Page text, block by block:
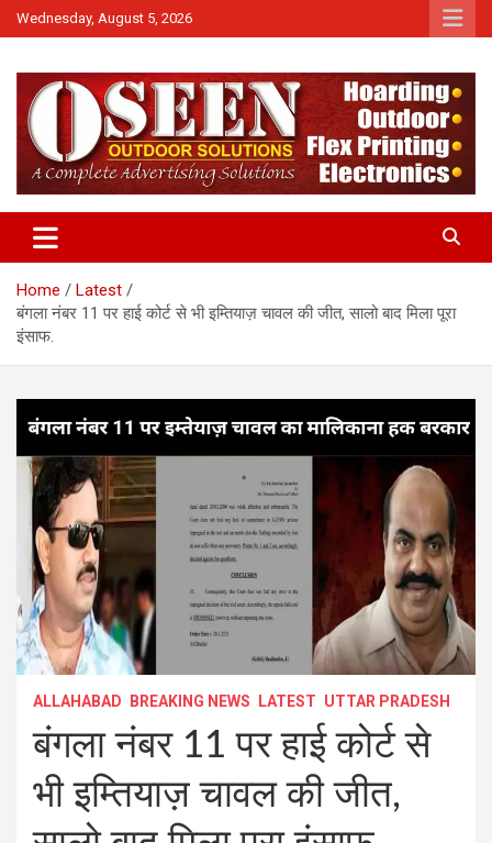
Skip
to
Wednesday, August 5, 2026
QTv India
Home
Latest
बंगला नंबर 11 पर हाई कोर्ट से भी इम्तियाज़ चावल की जीत, सालो बाद मिला पूरा
इंसाफ.
ALLAHABAD BREAKING NEWS LATEST UTTAR PRADESH
बंगला नंबर 11 पर हाई कोर्ट से
भी इम्तियाज़ चावल की जीत,